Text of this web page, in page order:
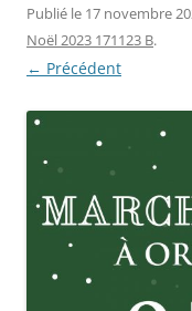
Publié le 17 novembre
Noël 2023 171123 B.
← Précédent